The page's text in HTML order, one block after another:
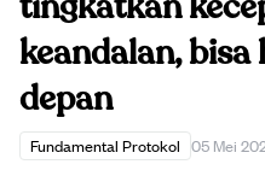
keandalan,
depan
Fundamental Protokol 05 Mei